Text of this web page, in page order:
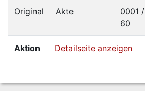
Original Akte
0001 /
60
Aktion Detailseite anzeigen